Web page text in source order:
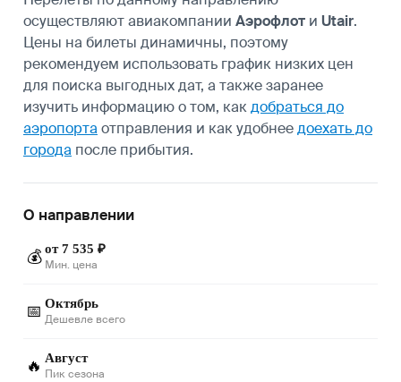
осуществляют авиакомпании Аэрофлот и Utair.
Цены на билеты динамичны, поэтому
рекомендуем использовать график низких цен
для поиска выгодных дат, а также заранее
изучить информацию о том, какдобраться до
аэропорта отправления и как удобнеедоехать до
города после прибытия.
О направлении
💰 от 7 535 ₽
Мин. цена
📅 Октябрь
Дешевле всего
🔥 Август
Пик сезона